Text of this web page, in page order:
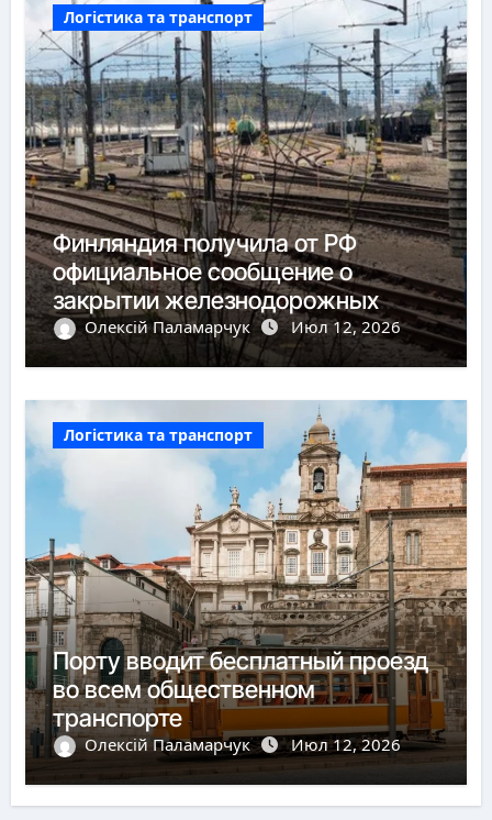
Логістика та транспорт
Финляндия получила от РФ
официальное сообщение о
закрытии железнодорожных
пунктов пропуска
Олексій Паламарчук Июл 12, 2026
Логістика та транспорт
Порту вводит бесплатный проезд
во всем общественном
транспорте
Олексій Паламарчук Июл 12, 2026